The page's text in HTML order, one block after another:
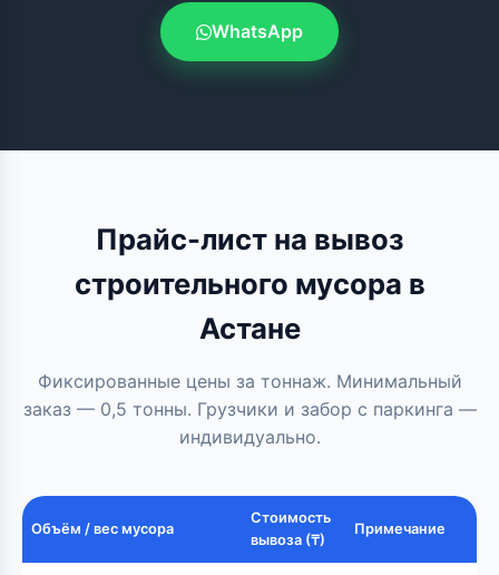
WhatsApp
Прайс-лист на вывоз
строительного мусора в
Астане
Фиксированные цены за тоннаж. Минимальный
заказ — 0,5 тонны. Грузчики и забор с паркинга —
индивидуально.
Объём / вес мусора
Стоимость
вывоза (₸)
Примечание